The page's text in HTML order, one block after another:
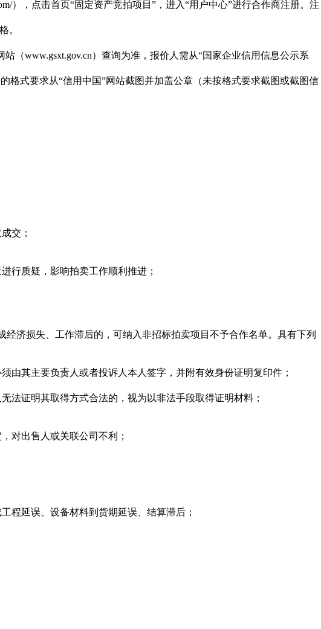
），点击首页“固定资产竞拍项目”，进入“用户中心”进行合作商注册。注
。
（www.gsxt.gov.cn）查询为准，报价人需从“国家企业信用信息公示系
格式要求从“信用中国”网站截图并加盖公章（未按格式要求截图或截图信
交；
行质疑，影响拍卖工作顺利推进；
济损失、工作滞后的，可纳入非招标拍卖项目不予合作名单。具有下列
其主要负责人或者投诉人本人签字，并附有效身份证明复印件；
证明其取得方式合法的，视为以非法手段取得证明材料；
对出售人或关联公司不利；
程延误、设备材料到货期延误、结算滞后；